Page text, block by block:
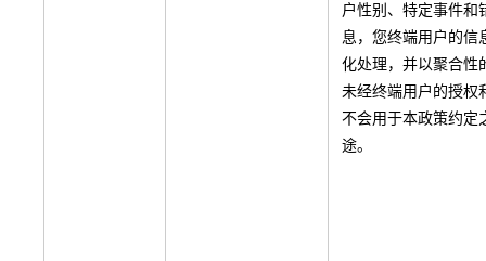
户性别、特定事件和
息，您终端用户的信
化处理，并以聚合性
未经终端用户的授权
不会用于本政策约定
途。